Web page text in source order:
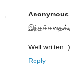
Anonymous
Well written :)
Reply